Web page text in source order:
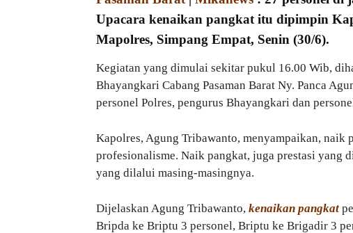
Upacara kenaikan pangkat itu dipimpin
Mapolres, Simpang Empat, Senin (30/6).
Kegiatan yang dimulai sekitar pukul 16.00 Wib,
Bhayangkari Cabang Pasaman Barat Ny. Panca
personel Polres, pengurus Bhayangkari dan
Kapolres, Agung Tribawanto, menyampaikan, naik
profesionalisme. Naik pangkat, juga prestasi yang
yang dilalui masing-masingnya.
Dijelaskan Agung Tribawanto, kenaikan pangkat
Bripda ke Briptu 3 personel, Briptu ke Brigadir 3